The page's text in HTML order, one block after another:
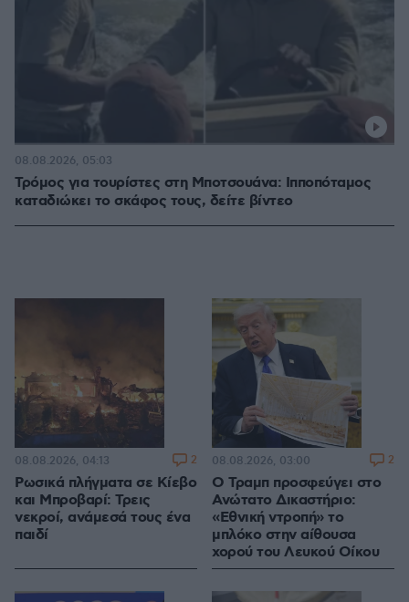
Τρόμος για τουρίστες στη Μποτσουάνα: Ιπποπόταμος
καταδιώκει το σκάφος τους, δείτε βίντεο
08.08.2026, 05:03
Ρωσικά πλήγματα σε Κίεβο
και Μπροβαρί: Τρεις
νεκροί, ανάμεσά τους ένα
παιδί
08.08.2026, 04:13 2
Ο Τραμπ προσφεύγει στο
Ανώτατο Δικαστήριο:
«Εθνική ντροπή» το
μπλόκο στην αίθουσα
χορού του Λευκού Οίκου
08.08.2026, 03:00 2